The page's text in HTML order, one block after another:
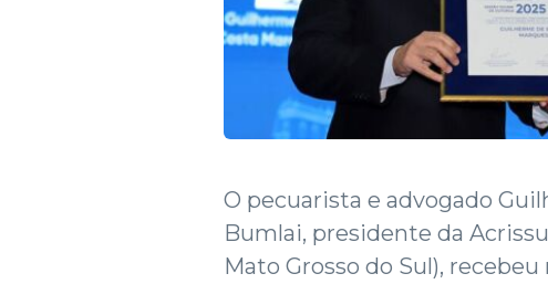
O pecuarista e advogado
Bumlai, presidente da
Mato Grosso do Sul),